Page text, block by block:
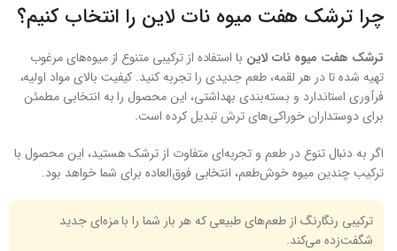
چرا ترشک هفت میوه نات لاین را انتخاب کنیم؟
ترشک هفت میوه نات لاین با استفاده از ترکیبی متنوع از میوه‌های مرغوب
تهیه شده تا در هر لقمه، طعم جدیدی را تجربه کنید. کیفیت بالای مواد اولیه،
فرآوری استاندارد و بسته‌بندی بهداشتی، این محصول را به انتخابی مطمئن
برای دوستداران خوراکی‌های ترش تبدیل کرده است.
اگر به دنبال تنوع در طعم و تجربه‌ای متفاوت از ترشک هستید، این محصول با
ترکیب چندین میوه خوش‌طعم، انتخابی فوق‌العاده برای شما خواهد بود.
ترکیبی رنگارنگ از طعم‌های طبیعی که هر بار شما را با مزه‌ای جدید
شگفت‌زده می‌کند.